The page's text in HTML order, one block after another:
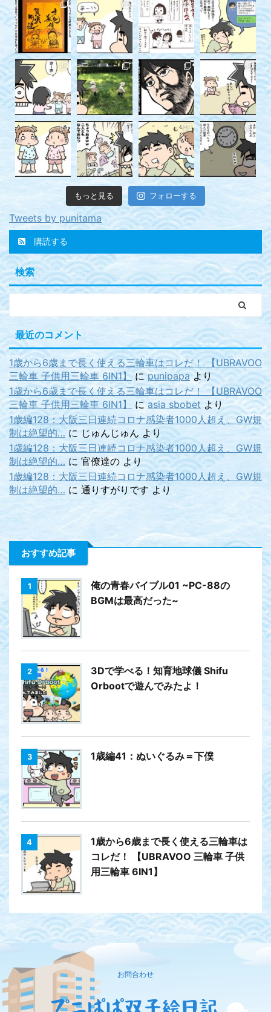
もっと見る フォローする
Tweets by punitama
購読する
検索
最近のコメント
1歳から6歳まで長く使える三輪車はコレだ！ 【UBRAVOO
三輪車 子供用三輪車 6IN1】にpunipapaより
1歳から6歳まで長く使える三輪車はコレだ！ 【UBRAVOO
三輪車 子供用三輪車 6IN1】
にasia sbobet より
1歳編128：大阪三日連続コロナ感染者1000人超え、GW規
制は絶望的… に じゅんじゅん より
1歳編128：大阪三日連続コロナ感染者1000人超え、GW規
制は絶望的… に 官僚達の より
1歳編128：大阪三日連続コロナ感染者1000人超え、GW規
制は絶望的… に 通りすがりです より
おすすめ記事
1
俺の青春バイブル01 ~PC-88の
BGMは最高だった~
2
3Dで学べる！知育地球儀 Shifu
Orbootで遊んでみたよ！
3 1歳編41：ぬいぐるみ＝下僕
4
1歳から6歳まで長く使える三輪車は
コレだ！ 【UBRAVOO 三輪車 子供
用三輪車 6IN1】
お問合わせ